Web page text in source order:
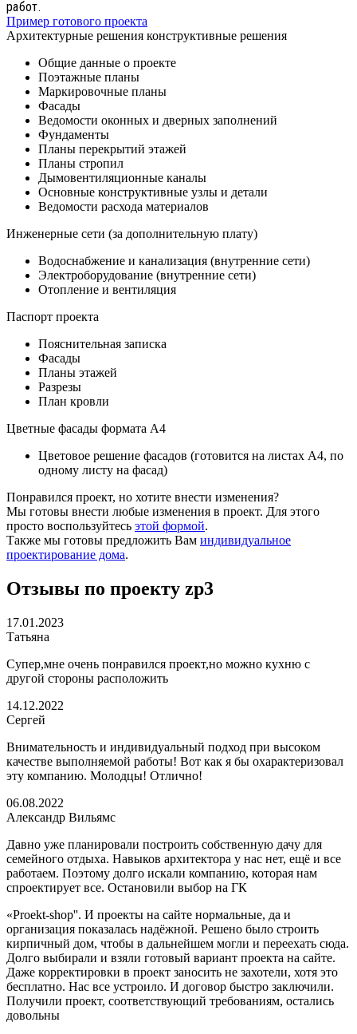
работ.
Пример готового проекта
Архитектурные решения конструктивные решения
Общие данные о проекте
Поэтажные планы
Маркировочные планы
Фасады
Ведомости оконных и дверных заполнений
Фундаменты
Планы перекрытий этажей
Планы стропил
Дымовентиляционные каналы
Основные конструктивные узлы и детали
Ведомости расхода материалов
Инженерные сети (за дополнительную плату)
Водоснабжение и канализация (внутренние сети)
Электроборудование (внутренние сети)
Отопление и вентиляция
Паспорт проекта
Пояснительная записка
Фасады
Планы этажей
Разрезы
План кровли
Цветные фасады формата А4
Цветовое решение фасадов (готовится на листах А4, по
одному листу на фасад)
Понравился проект, но хотите внести изменения?
Мы готовы внести любые изменения в проект. Для этого
просто воспользуйтесь этой формой.
Также мы готовы предложить Вам индивидуальное
проектирование дома.
Отзывы по проекту zp3
17.01.2023
Татьяна
Супер,мне очень понравился проект,но можно кухню с
другой стороны расположить
14.12.2022
Сергей
Внимательность и индивидуальный подход при высоком
качестве выполняемой работы! Вот как я бы охарактеризовал
эту компанию. Молодцы! Отлично!
06.08.2022
Александр Вильямс
Давно уже планировали построить собственную дачу для
семейного отдыха. Навыков архитектора у нас нет, ещё и все
работаем. Поэтому долго искали компанию, которая нам
спроектирует все. Остановили выбор на ГК
«Proekt-shop''. И проекты на сайте нормальные, да и
организация показалась надёжной. Решено было строить
кирпичный дом, чтобы в дальнейшем могли и переехать сюда.
Долго выбирали и взяли готовый вариант проекта на сайте.
Даже корректировки в проект заносить не захотели, хотя это
бесплатно. Нас все устроило. И договор быстро заключили.
Получили проект, соответствующий требованиям, остались
довольны